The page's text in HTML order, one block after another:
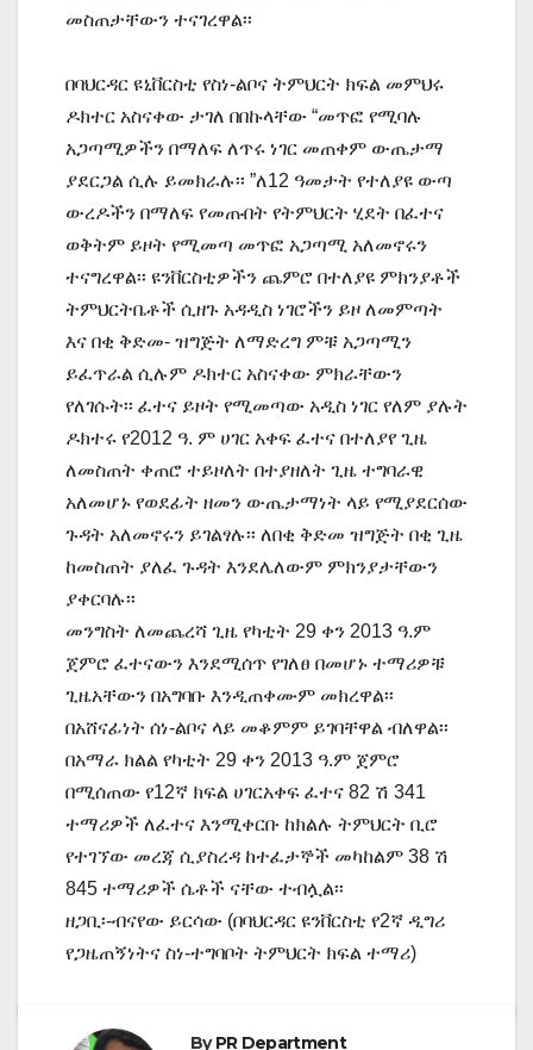
መስጠታቸውን ተናገረዋል፡፡
በባህርዳር ዩኒቨርስቲ የስነ-ልቦና ትምህርት ክፍል መምህሩ
ዶክተር አስናቀው ታገለ በበኩላቸው “መጥፎ የሚባሉ
አጋጣሚዎችን በማለፍ ለጥሩ ነገር መጠቀም ውጤታማ
ያደርጋል ሲሉ ይመክራሉ፡፡ ”ለ12 ዓመታት የተለያዩ ውጣ
ውረዶችን በማለፍ የመጡበት የትምህርት ሂደት በፈተና
ወቅትም ይዞት የሚመጣ መጥፎ አጋጣሚ አለመኖሩን
ተናግረዋል፡፡ ዩንቨርስቲዎችን ጨምሮ በተለያዩ ምክንያቶች
ትምህርትቤቶች ሲዘጉ አዳዲስ ነገሮችን ይዞ ለመምጣት
እና በቂ ቅድመ- ዝግጅት ለማድረግ ምቹ አጋጣሚን
ይፈጥራል ሲሉም ዶክተር አስናቀው ምክራቸውን
የለገሱት፡፡ ፈተና ይዞት የሚመጣው አዲስ ነገር የለም ያሉት
ዶክተሩ የ2012 ዓ. ም ሀገር አቀፍ ፈተና በተለያየ ጊዜ
ለመስጠት ቀጠሮ ተይዞለት በተያዘለት ጊዜ ተግባራዊ
አለመሆኑ የወደፊት ዘመን ውጤታማነት ላይ የሚያደርሰው
ጉዳት አለመኖሩን ይገልፃሉ፡፡ ለበቂ ቅድመ ዝግጅት በቂ ጊዜ
ከመስጠት ያለፈ ጉዳት እንደሌለውም ምክንያታቸውን
ያቀርባሉ፡፡
መንግስት ለመጨረሻ ጊዜ የካቲት 29 ቀን 2013 ዓ.ም
ጀምሮ ፈተናውን እንደሚሰጥ የገለፀ በመሆኑ ተማሪዎቹ
ጊዜአቸውን በአግባቡ እንዲጠቀሙም መክረዋል፡፡
በአሸናፊነት ሰነ-ልቦና ላይ መቆምም ይገባቸዋል ብለዋል፡፡
በአማራ ክልል የካቲት 29 ቀን 2013 ዓ.ም ጀምሮ
በሚሰጠው የ12ኛ ክፍል ሀገርአቀፍ ፈተና 82 ሽ 341
ተማሪዎች ለፈተና እንሚቀርቡ ከክልሉ ትምህርት ቢሮ
የተገኘው መረጃ ሲያስረዳ ከተፈታኞች መካከልም 38 ሽ
845 ተማሪዎች ሴቶች ናቸው ተብሏል፡፡
ዘጋቢ፡-ብናየው ይርሳው (በባህርዳር ዩንቨርስቲ የ2ኛ ዲግሪ
የጋዜጠኝነትና ስነ-ተግባቦት ትምህርት ክፍል ተማሪ)
ByPR Department